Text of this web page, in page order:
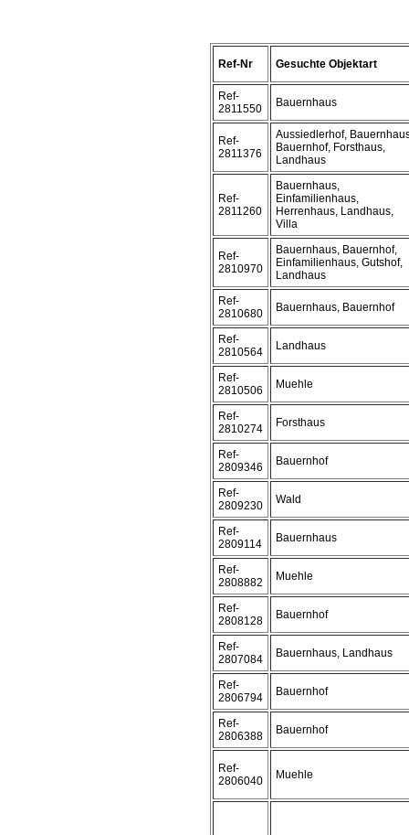
Ref-Nr Gesuchte Objektart
Ref-
2811550
Bauernhaus
Ref-
2811376
Aussiedlerhof,
Bauernhof, Forsthaus,
Landhaus
Ref-
2811260
Bauernhaus,
Einfamilienhaus,
Herrenhaus, Landhaus,
Villa
Ref-
2810970
Bauernhaus, Bauernhof,
Einfamilienhaus, Gutshof,
Landhaus
Ref-
2810680
Bauernhaus, Bauernhof
Ref-
2810564
Landhaus
Ref-
2810506
Muehle
Ref-
2810274
Forsthaus
Ref-
2809346
Bauernhof
Ref-
2809230
Wald
Ref-
2809114
Bauernhaus
Ref-
2808882
Muehle
Ref-
2808128
Bauernhof
Ref-
2807084
Bauernhaus, Landhaus
Ref-
2806794
Bauernhof
Ref-
2806388
Bauernhof
Ref-
2806040
Muehle